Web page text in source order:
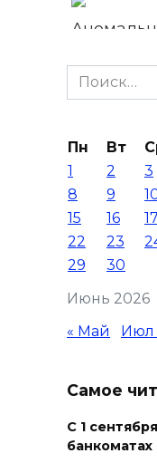
августа
Ночью
ПВО
08 августа
Более 30
пяти
07 августа
Дабы
сберечь
Search
for:
Июнь 2026
Пн Вт
1
2 3
8
9
15
16 17
22
23
29
30
« Май Июл
Самое
С 1
банкоматах